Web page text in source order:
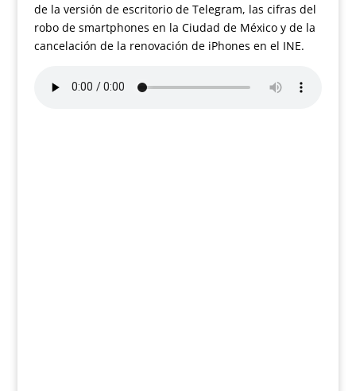
de la versión de escritorio de Telegram, las cifras del
robo de smartphones en la Ciudad de México y de la
cancelación de la renovación de iPhones en el INE.